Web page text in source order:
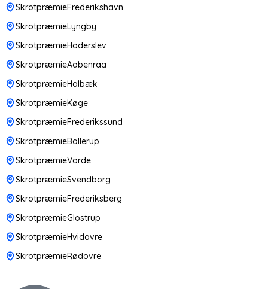
SkrotpræmieFrederikshavn
SkrotpræmieLyngby
SkrotpræmieHaderslev
SkrotpræmieAabenraa
SkrotpræmieHolbæk
SkrotpræmieKøge
SkrotpræmieFrederikssund
SkrotpræmieBallerup
SkrotpræmieVarde
SkrotpræmieSvendborg
SkrotpræmieFrederiksberg
SkrotpræmieGlostrup
SkrotpræmieHvidovre
SkrotpræmieRødovre